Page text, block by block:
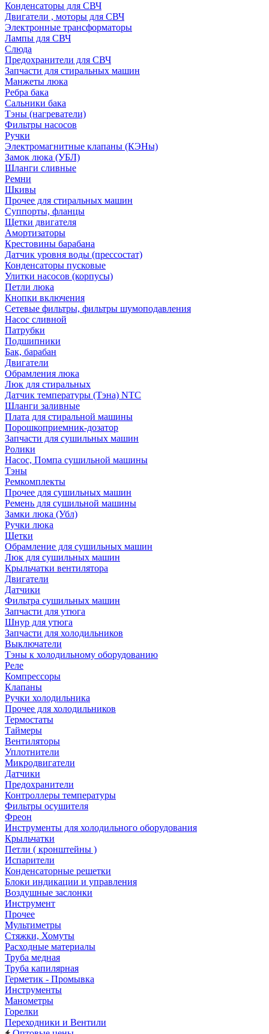
Конденсаторы для СВЧ
Двигатели , моторы для СВЧ
Электронные трансформаторы
Лампы для СВЧ
Слюда
Предохранители для СВЧ
Запчасти для стиральных машин
Манжеты люка
Ребра бака
Сальники бака
Тэны (нагреватели)
Фильтры насосов
Ручки
Электромагнитные клапаны (КЭНы)
Замок люка (УБЛ)
Шланги сливные
Ремни
Шкивы
Прочее для стиральных машин
Суппорты, фланцы
Щетки двигателя
Амортизаторы
Крестовины барабана
Датчик уровня воды (прессостат)
Конденсаторы пусковые
Улитки насосов (корпусы)
Петли люка
Кнопки включения
Сетевые фильтры, фильтры шумоподавления
Насос сливной
Патрубки
Подшипники
Бак, барабан
Двигатели
Обрамления люка
Люк для стиральных
Датчик температуры (Тэна) NTC
Шланги заливные
Плата для стиральной машины
Порошкоприемник-дозатор
Запчасти для сушильных машин
Ролики
Насос, Помпа сушильной машины
Тэны
Ремкомплекты
Прочее для сушильных машин
Ремень для сушильной машины
Замки люка (Убл)
Ручки люка
Щетки
Обрамление для сушильных машин
Люк для сушильных машин
Крыльчатки вентилятора
Двигатели
Датчики
Фильтра сушильных машин
Запчасти для утюга
Шнур для утюга
Запчасти для холодильников
Выключатели
Тэны к холодильному оборудованию
Реле
Компрессоры
Клапаны
Ручки холодильника
Прочее для холодильников
Термостаты
Таймеры
Вентиляторы
Уплотнители
Микродвигатели
Датчики
Предохранители
Контроллеры температуры
Фильтры осушителя
Фреон
Инструменты для холодильного оборудования
Крыльчатки
Петли ( кронштейны )
Испарители
Конденсаторные решетки
Блоки индикации и управления
Воздушные заслонки
Инструмент
Прочее
Мультиметры
Стяжки, Хомуты
Расходные материалы
Труба медная
Труба капилярная
Герметик - Промывка
Инструменты
Манометры
Горелки
Переходники и Вентили